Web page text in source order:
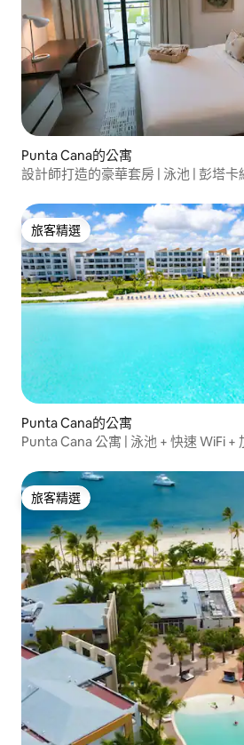
Punta Cana的公寓
設計師打造的豪華套房 | 泳池 | 彭塔卡
旅客精選
旅客精選
Punta Cana的公寓
Punta Cana 公寓 | 泳池 + 快速 WiFi +
旅客精選
旅客精選